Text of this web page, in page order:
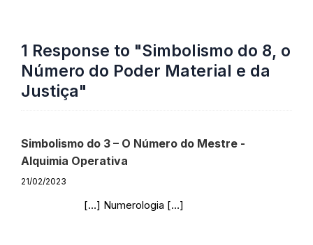
1 Response to "Simbolismo do 8, o
Número do Poder Material e da
Justiça"
Simbolismo do 3 – O Número do Mestre -
Alquimia Operativa
21/02/2023
[…] Numerologia […]